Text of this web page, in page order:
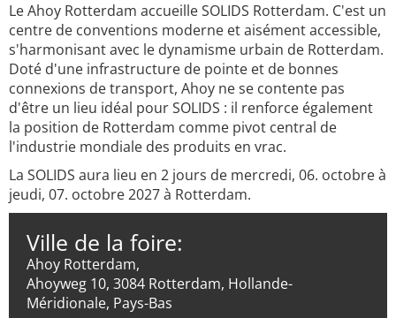
Le Ahoy Rotterdam accueille SOLIDS Rotterdam. C'est un
centre de conventions moderne et aisément accessible,
s'harmonisant avec le dynamisme urbain de Rotterdam.
Doté d'une infrastructure de pointe et de bonnes
connexions de transport, Ahoy ne se contente pas
d'être un lieu idéal pour SOLIDS : il renforce également
la position de Rotterdam comme pivot central de
l'industrie mondiale des produits en vrac.
La SOLIDS aura lieu en 2 jours de mercredi, 06. octobre à
jeudi, 07. octobre 2027 à Rotterdam.
Ville de la foire:
Ahoy Rotterdam,
Ahoyweg 10, 3084 Rotterdam, Hollande-
Méridionale, Pays-Bas